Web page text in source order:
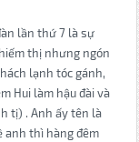
lần thứ 7 là sự
thị nhưng ngón
lạnh tóc gánh,
Hui làm hậu đài và
tị) . Anh ấy tên là
anh thì hàng đêm